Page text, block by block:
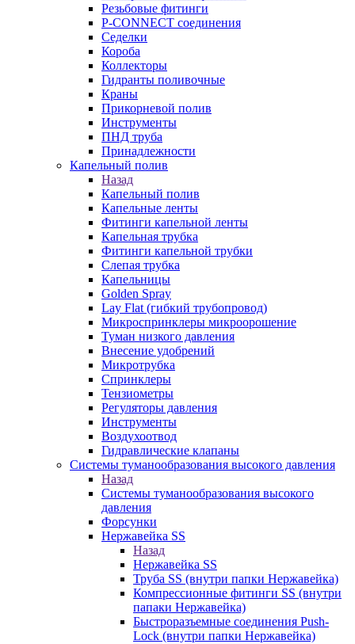
Резьбовые фитинги
P-CONNECT соединения
Седелки
Короба
Коллекторы
Гидранты поливочные
Краны
Прикорневой полив
Инструменты
ПНД труба
Принадлежности
Капельный полив
Назад
Капельный полив
Капельные ленты
Фитинги капельной ленты
Капельная трубка
Фитинги капельной трубки
Слепая трубка
Капельницы
Golden Spray
Lay Flat (гибкий трубопровод)
Микроспринклеры микроорошение
Туман низкого давления
Внесение удобрений
Микротрубка
Спринклеры
Тензиометры
Регуляторы давления
Инструменты
Воздухоотвод
Гидравлические клапаны
Системы туманообразования высокого давления
Назад
Системы туманообразования высокого
давления
Форсунки
Нержавейка SS
Назад
Нержавейка SS
Труба SS (внутри папки Нержавейка)
Компрессионные фитинги SS (внутри
папаки Нержавейка)
Быстроразъемные соединения Push-
Lock (внутри папки Нержавейка)